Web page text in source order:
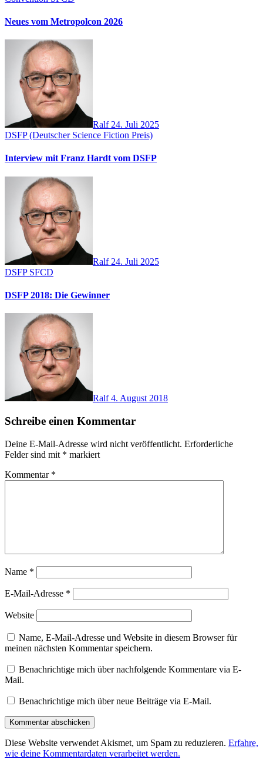
Neues vom Metropolcon 2026
Ralf 24. Juli 2025
DSFP (Deutscher Science Fiction Preis)
Interview mit Franz Hardt vom DSFP
Ralf 24. Juli 2025
DSFP SFCD
DSFP 2018: Die Gewinner
Ralf4. August 2018
Schreibe einen Kommentar
Deine E-Mail-Adresse wird nicht veröffentlicht. Erforderliche
Felder sind mit * markiert
Kommentar *
Name *
E-Mail-Adresse *
Website
Name, E-Mail-Adresse und Website in diesem Browser für
meinen nächsten Kommentar speichern.
Benachrichtige mich über nachfolgende Kommentare via E-
Mail.
Benachrichtige mich über neue Beiträge via E-Mail.
Diese Website verwendet Akismet, um Spam zu reduzieren. Erfahre,
wie deine Kommentardaten verarbeitet werden.